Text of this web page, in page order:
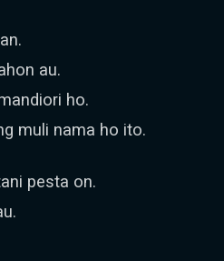
au.
ho.
muli nama ho ito.
pesta on.